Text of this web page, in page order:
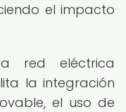
el impacto
red eléctrica
la integración
el uso de